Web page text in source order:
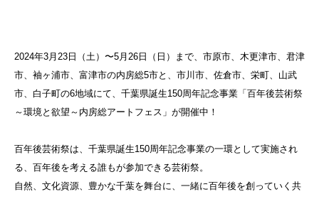
2024年3月23日（土）〜5月26日（日）まで、市原市、木更津市、君津
市、袖ヶ浦市、富津市の内房総5市と、市川市、佐倉市、栄町、山武
市、白子町の6地域にて、千葉県誕生150周年記念事業「百年後芸術祭
～環境と欲望～内房総アートフェス」が開催中！
百年後芸術祭は、千葉県誕生150周年記念事業の一環として実施され
る、百年後を考える誰もが参加できる芸術祭。
自然、文化資源、豊かな千葉を舞台に、一緒に百年後を創っていく共